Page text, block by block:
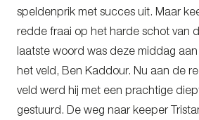
speldenprik met succes uit. Maar
redde fraai op het harde schot van
laatste woord was deze middag
het veld, Ben Kaddour. Nu aan de
veld werd hij met een prachtige
gestuurd. De weg naar keeper